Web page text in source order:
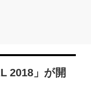
2018」が開